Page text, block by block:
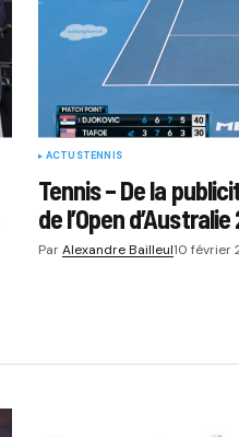
ACTUSTENNIS
Tennis – De la
de l’Open d’Australie
ParAlexandre Bailleul10 février